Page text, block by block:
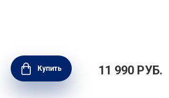
Arcadia на 4 персоны,
12 предметов, фарфор,
Австралия, MW413-YD0036
Купить 11 990 РУБ.